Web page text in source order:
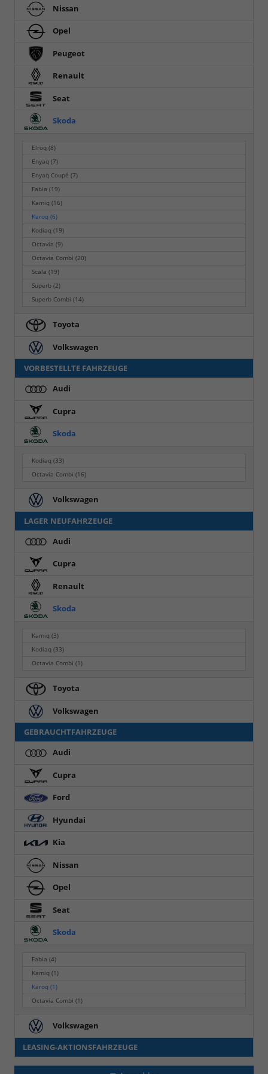
Nissan
Opel
Peugeot
Renault
Seat
Skoda
Elroq(8)
Enyaq(7)
Enyaq Coupé(7)
Fabia(19)
Kamiq(16)
Karoq(6)
Kodiaq(19)
Octavia(9)
Octavia Combi(20)
Scala(19)
Superb(2)
Superb Combi(14)
Toyota
Volkswagen
VORBESTELLTE FAHRZEUGE
Audi
Cupra
Skoda
Kodiaq(33)
Octavia Combi(16)
Volkswagen
LAGER NEUFAHRZEUGE
Audi
Cupra
Renault
Skoda
Kamiq(3)
Kodiaq(33)
Octavia Combi(1)
Toyota
Volkswagen
GEBRAUCHTFAHRZEUGE
Audi
Cupra
Ford
Hyundai
Kia
Nissan
Opel
Seat
Skoda
Fabia(4)
Kamiq(1)
Karoq(1)
Octavia Combi(1)
Volkswagen
LEASING-AKTIONSFAHRZEUGE